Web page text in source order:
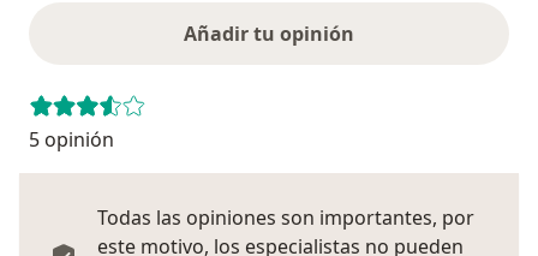
Añadir tu opinión
5 opinión
Todas las opiniones son importantes, por
este motivo, los especialistas no pueden